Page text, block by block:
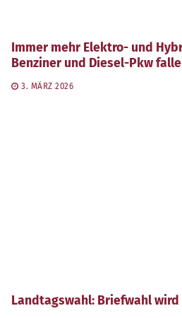
Immer mehr Elektro- und
Benziner und Diesel-Pkw
3. MÄRZ 2026
Landtagswahl: Briefwahl